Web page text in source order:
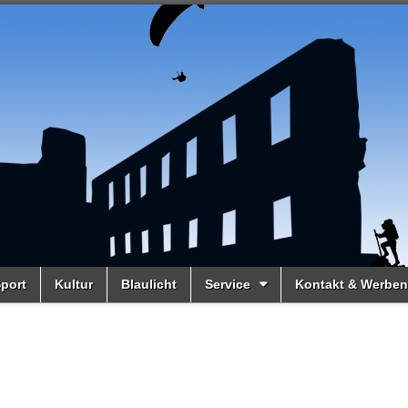
Kultur Blaulicht Service Kontakt & Werben